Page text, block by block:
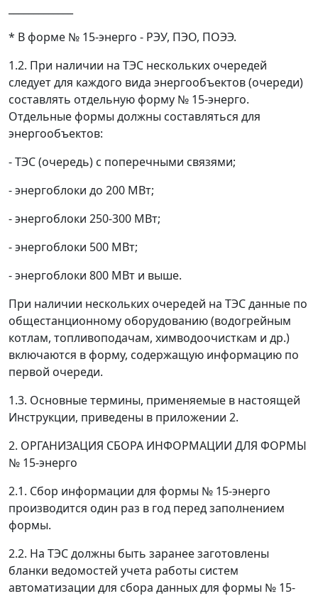
* В форме № 15-энерго - РЭУ, ПЭО, ПОЭЭ.
1.2. При наличии на ТЭС нескольких очередей
следует для каждого вида энергообъектов (очереди)
составлять отдельную форму № 15-энерго.
Отдельные формы должны составляться для
энергообъектов:
- ТЭС (очередь) c поперечными связями;
- энергоблоки до 200 МВт;
- энергоблоки 250-300 МВт;
- энергоблоки 500 МВт;
- энергоблоки 800 МВт и выше.
При наличии нескольких очередей на ТЭС данные по
общестанционному оборудованию (водогрейным
котлам, топливоподачам, химводоочисткам и др.)
включаются в форму, содержащую информацию по
первой очереди.
1.3. Основные термины, применяемые в настоящей
Инструкции, приведены в приложении 2.
2. ОРГАНИЗАЦИЯ СБОРА ИНФОРМАЦИИ ДЛЯ ФОРМЫ
№ 15-энерго
2.1. Сбор информации для формы № 15-энерго
производится один раз в год перед заполнением
формы.
2.2. На ТЭС должны быть заранее заготовлены
бланки ведомостей учета работы систем
автоматизации для сбора данных для формы № 15-